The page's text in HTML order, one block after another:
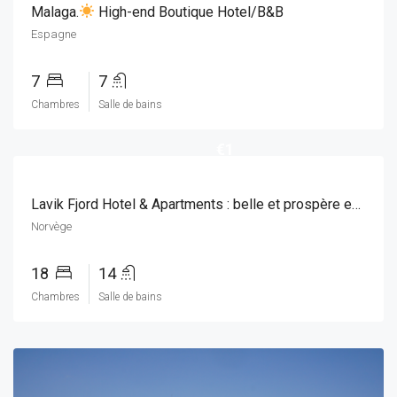
Malaga. High-end Boutique Hotel/B&B
Espagne
7
Chambres
7
Salle de bains
Lavik Fjord Hotel & Apartments : belle et prospère entreprise de restauration, située de manière unique sur le Sognefjord
Norvège
18
Chambres
14
Salle de bains